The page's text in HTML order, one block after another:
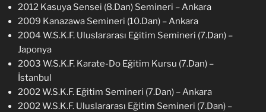
2012 Kasuya Sensei (8.Dan) Semineri – Ankara
2009 Kanazawa Semineri (10.Dan) – Ankara
2004 W.S.K.F. Uluslararası Eğitim Semineri (7.Dan) –
Japonya
2003 W.S.K.F. Karate-Do Eğitim Kursu (7.Dan) –
İstanbul
2002 W.S.K.F. Eğitim Semineri (7.Dan) – Ankara
2002 W.S.K.F. Uluslararası Eğitim Semineri (7.Dan) –